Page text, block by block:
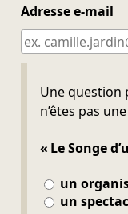
Adresse e-mail
Une question
n’êtes pas
« Le Songe
un
un
Ne pas